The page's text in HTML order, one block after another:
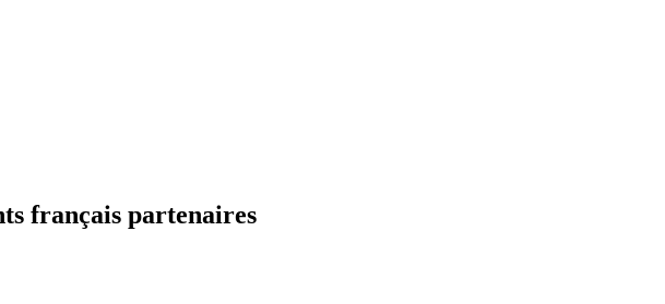
français partenaires